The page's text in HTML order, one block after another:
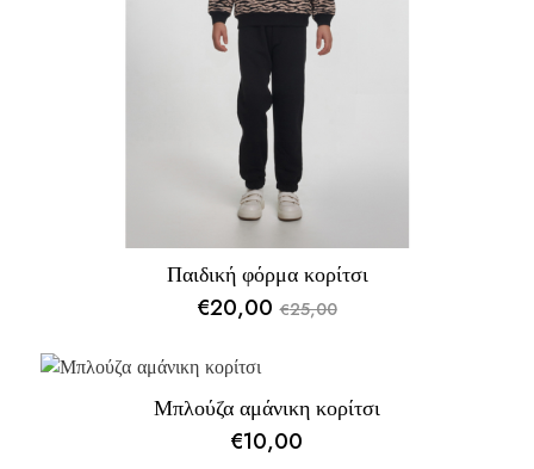
Παιδική φόρμα κορίτσι
€25,00
Original
€25,00.
€20,00
Η
είναι:
€20,00.
Μπλούζα αμάνικη κορίτσι
€10,00